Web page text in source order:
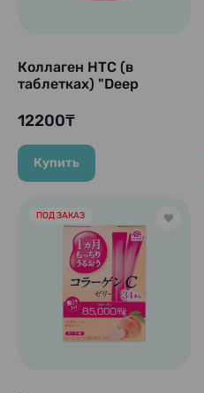
Коллаген HTC (в
таблетках) "Deep
таб (курс на 30 дней)
12200₸
Купить
ПОД ЗАКАЗ